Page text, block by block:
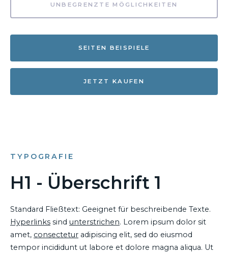
UNBEGRENZTE MÖGLICHKEITEN
SEITEN BEISPIELE
JETZT KAUFEN
TYPOGRAFIE
H1 - Überschrift 1
Standard Fließtext: Geeignet für beschreibende Texte.
Hyperlinks sind unterstrichen. Lorem ipsum dolor sit
amet, consectetur adipiscing elit, sed do eiusmod
tempor incididunt ut labore et dolore magna aliqua. Ut